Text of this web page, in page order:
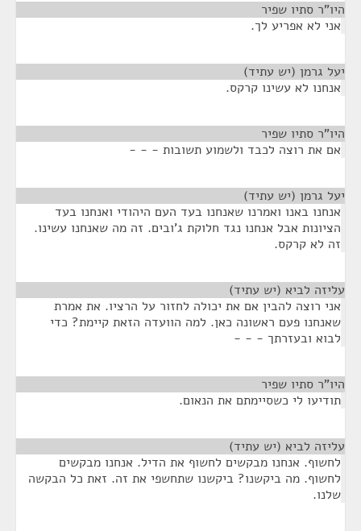
היו"ר סתיו שפיר
אני לא אפריע לך.
יעל גרמן (יש עתיד)
אנחנו לא עשינו קרקס.
היו"ר סתיו שפיר
אם את רוצה לכבד ולשמוע תשובות - - -
יעל גרמן (יש עתיד)
אנחנו באנו ואמרנו שאנחנו בעד העם היהודי ואנחנו בעד
הציונות אבל אנחנו נגד חלוקת ג'ובים. זה מה שאנחנו עשינו.
זה לא קרקס.
עליזה לביא (יש עתיד)
אני רוצה להבין אם את יכולה לחזור על הרציו. את אמרת
שאנחנו פעם ראשונה כאן. למה הוועדה הזאת קיימת? כדי
לבוא ובעזרתך - - -
היו"ר סתיו שפיר
תודיעו לי כשסיימתם את הנאום.
עליזה לביא (יש עתיד)
לחשוף. אנחנו מבקשים לחשוף את הדיל. אנחנו מבקשים
לחשוף. מה ביקשנו? ביקשנו שתחשפי את זה. זאת כל הבקשה
שלנו.